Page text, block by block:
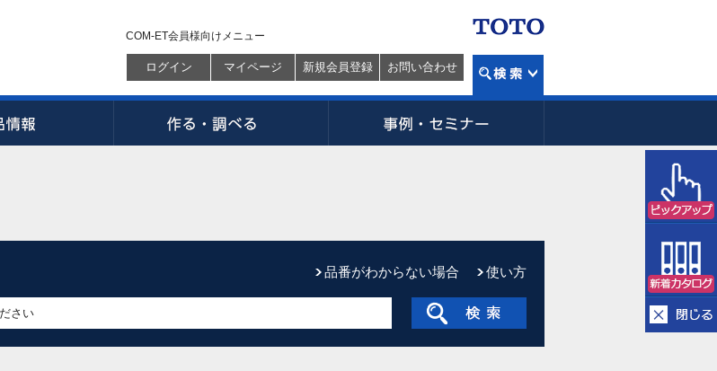
COM-ET会員様向けメニュー
ログイン マイページ 新規会員登録 お問い合わせ
使い方
品番がわからない場合